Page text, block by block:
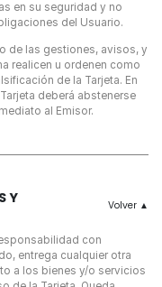
en su seguridad y no
del Usuario.
de las gestiones, avisos, y
realicen u ordenen como
de la Tarjeta. En
deberá abstenerse
al Emisor.
Y
con
entrega cualquier otra
a los bienes y/o servicios